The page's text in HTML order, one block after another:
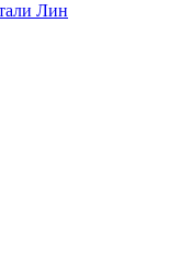
Лин